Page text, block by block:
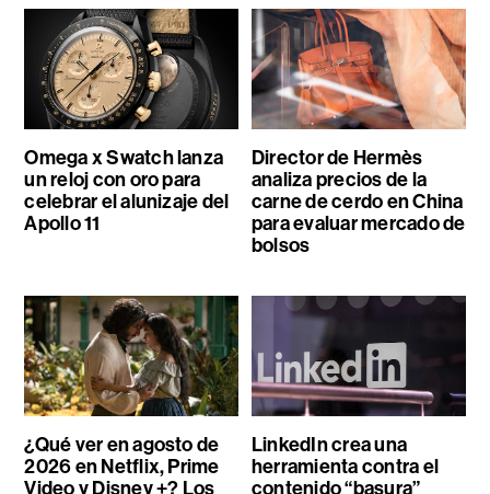
Omega x Swatch lanza
un reloj con oro para
celebrar el alunizaje del
Apollo 11
Director de Hermès
analiza precios de la
carne de cerdo en China
para evaluar mercado de
bolsos
¿Qué ver en agosto de
2026 en Netflix, Prime
Video y Disney +? Los
LinkedIn crea una
herramienta contra el
contenido “basura”